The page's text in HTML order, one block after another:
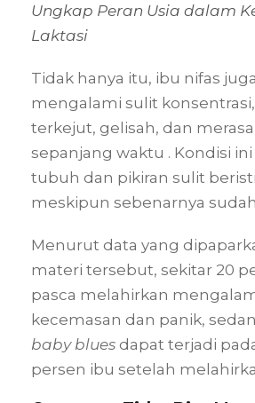
Ungkap Peran Usia dalam
Laktasi
Tidak hanya itu, ibu nifas
mengalami sulit
terkejut, gelisah, dan
sepanjang waktu . Kondisi
tubuh dan pikiran sulit
meskipun sebenarnya
Menurut data yang
materi tersebut, sekitar 20
pasca melahirkan
kecemasan dan panik,
baby blues dapat terjadi
persen ibu setelah